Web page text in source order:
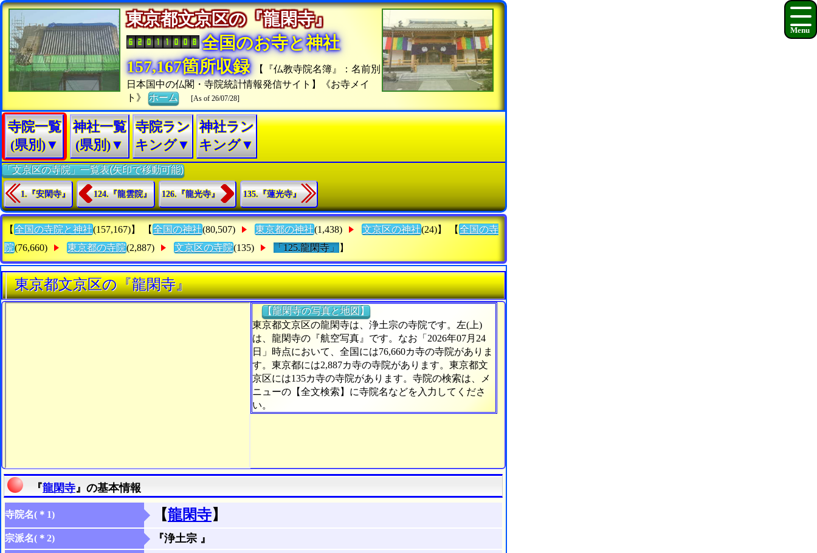
東京都文京区の『龍閑寺』
全国のお寺と神社
157,167箇所収録
【『仏教寺院名簿』：名前別
日本国中の仏閣・寺院統計情報発信サイト】《お寺メイ
ト》ホーム [As of 26/07/28]
寺院一覧
(県別)▼
神社一覧
(県別)▼
寺院ラン
キング▼
神社ラン
キング▼
「文京区の寺院」一覧表(矢印で移動可能)
1.『安閑寺』 124.『龍雲院』 126.『龍光寺』 135.『蓮光寺』
【 全国の寺院と神社(157,167)】 【 全国の神社(80,507) 東京都の神社(1,438) 文京区の神社(24)】 【 全国の寺
院(76,660) 東京都の寺院(2,887) 文京区の寺院(135) 「125.龍閑寺」 】
東京都文京区の『龍閑寺』
【龍閑寺の写真と地図】
東京都文京区の龍閑寺は、浄土宗の寺院です。左(上)
は、龍閑寺の『航空写真』です。なお「2026年07月24
日」時点において、全国には76,660カ寺の寺院がありま
す。東京都には2,887カ寺の寺院があります。東京都文
京区には135カ寺の寺院があります。寺院の検索は、メ
ニューの【全文検索】に寺院名などを入力してくださ
い。
『龍閑寺』の基本情報
寺院名(＊1) 【龍閑寺】
宗派名(＊2) 『浄土宗 』